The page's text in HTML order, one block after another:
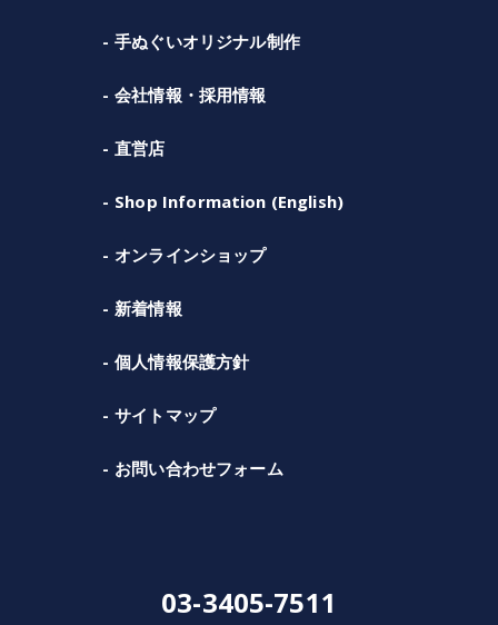
手ぬぐいオリジナル制作
会社情報・採用情報
直営店
Shop Information (English)
オンラインショップ
新着情報
個人情報保護方針
サイトマップ
お問い合わせフォーム
03-3405-7511